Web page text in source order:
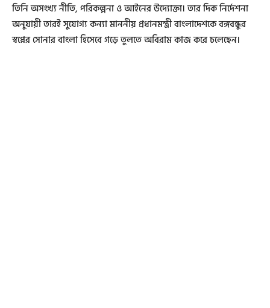
তিনি অসংখ্য নীতি, পরিকল্পনা ও আইনের উদ্যোক্তা। তার দিক নির্দেশনা
অনুযায়ী তারই সুযোগ্য কন্যা মাননীয় প্রধানমন্ত্রী বাংলাদেশকে বঙ্গবন্ধুর
স্বপ্নের সোনার বাংলা হিসেবে গড়ে তুলতে অবিরাম কাজ করে চলেছেন।